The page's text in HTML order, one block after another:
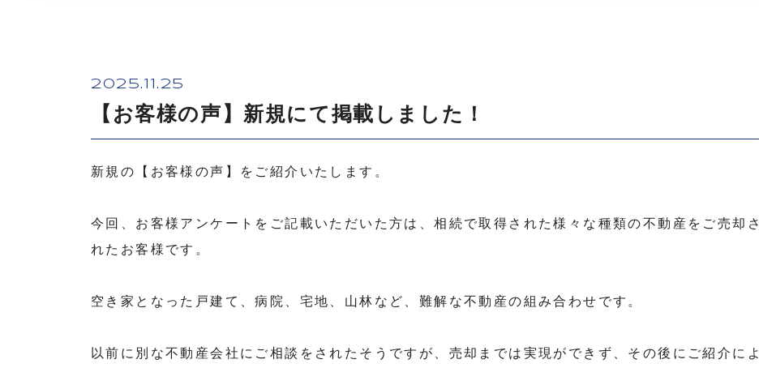
2025.11.25
【お客様の声】新規にて掲載しました！
新規の【お客様の声】をご紹介いたします。
今回、お客様アンケートをご記載いただいた方は、相続で取得された様々な種類の不動産をご売却さ
れたお客様です。
空き家となった戸建て、病院、宅地、山林など、難解な不動産の組み合わせです。
以前に別な不動産会社にご相談をされたそうですが、売却までは実現ができず、その後にご紹介によ